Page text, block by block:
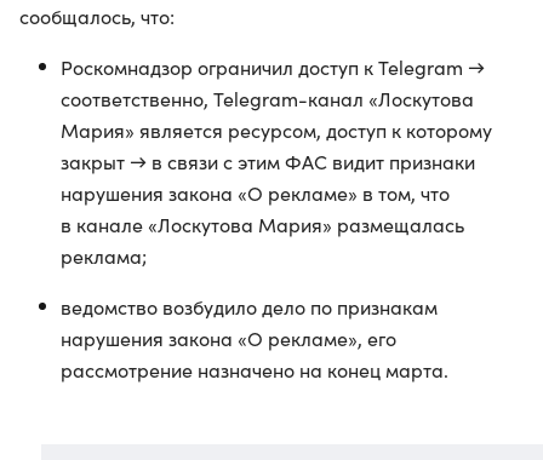
сообщалось, что:
Роскомнадзор ограничил доступ к Telegram →
соответственно, Telegram-канал «Лоскутова
Мария» является ресурсом, доступ к которому
закрыт → в связи с этим ФАС видит признаки
нарушения закона «О рекламе» в том, что
в канале «Лоскутова Мария» размещалась
реклама;
ведомство возбудило дело по признакам
нарушения закона «О рекламе», его
рассмотрение назначено на конец марта.